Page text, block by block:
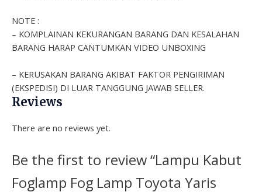
NOTE :
– KOMPLAINAN KEKURANGAN BARANG DAN KESALAHAN
BARANG HARAP CANTUMKAN VIDEO UNBOXING
– KERUSAKAN BARANG AKIBAT FAKTOR PENGIRIMAN
(EKSPEDISI) DI LUAR TANGGUNG JAWAB SELLER.
Reviews
There are no reviews yet.
Be the first to review “Lampu Kabut
Foglamp Fog Lamp Toyota Yaris